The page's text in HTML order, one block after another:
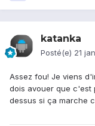
katanka
Posté(e) 21
Assez fou! Je viens
dois avouer que c'est
dessus si ça marche